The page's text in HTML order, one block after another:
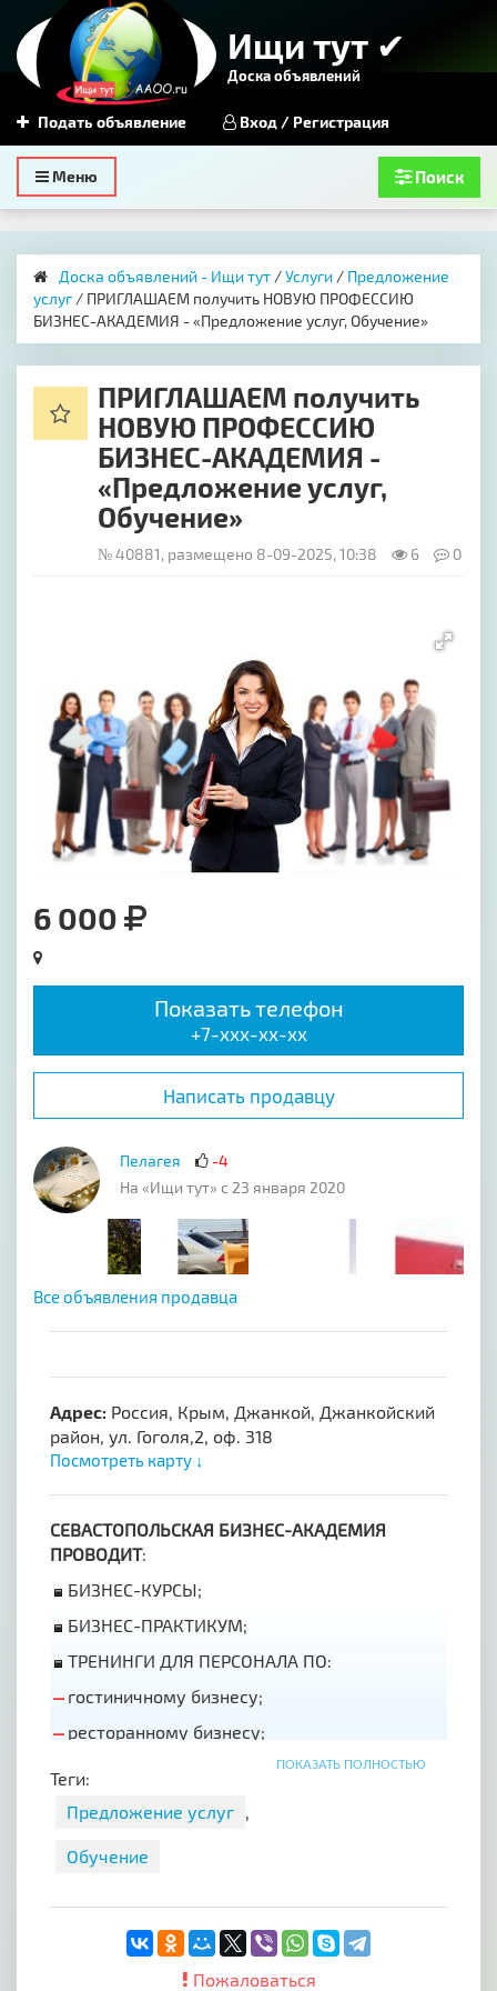
Ищи тут ✔
Доска объявлений
Подать объявление Вход / Регистрация
Toggle
navigation
Меню Поиск
Доска объявлений - Ищи тут /Услуги / Предложение
услуг/ ПРИГЛАШАЕМ получить НОВУЮ ПРОФЕССИЮ
БИЗНЕС-АКАДЕМИЯ - «Предложение услуг, Обучение»
ПРИГЛАШАЕМ получить
НОВУЮ ПРОФЕССИЮ
БИЗНЕС-АКАДЕМИЯ -
«Предложение услуг,
Обучение»
№ 40881, размещено 8-09-2025, 10:38 6 0
6 000
Показать телефон
+7-xxx-xx-xx
Написать продавцу
Пелагея
-4
На «Ищи тут» с 23 января 2020
Все объявления продавца
Адрес: Россия, Крым, Джанкой, Джанкойский
район, ул. Гоголя,2, оф. 318
Посмотреть карту ↓
СЕВАСТОПОЛЬСКАЯ БИЗНЕС-АКАДЕМИЯ
ПРОВОДИТ:
БИЗНЕС-КУРСЫ;
БИЗНЕС-ПРАКТИКУМ;
ТРЕНИНГИ ДЛЯ ПЕРСОНАЛА ПО:
гостиничному бизнесу;
ресторанному бизнесу;
туристическому бизнесу;
строительному направлению;
менеджменту;
праву;
бухгалтерскому учету;
кадровому делопроизводству;
ПОКАЗАТЬ ПОЛНОСТЬЮ
Теги:
Предложение услуг ,
Обучение
Пожаловаться